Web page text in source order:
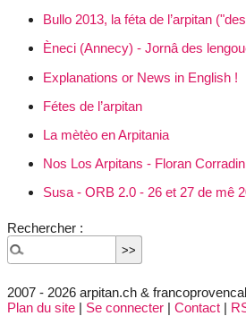
Bullo 2013, la féta de l’arpitan
Èneci (Annecy) - Jornâ des
Explanations or News in English !
Fétes de l’arpitan
La mètèo en Arpitania
Nos Los Arpitans - Floran Corradin
Susa - ORB 2.0 - 26 et 27 de mê
Rechercher :
2007 - 2026 arpitan.ch &
Plan du site | Se connecter | Contact |